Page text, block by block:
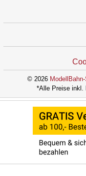
© 2026
*Alle Preise inkl.